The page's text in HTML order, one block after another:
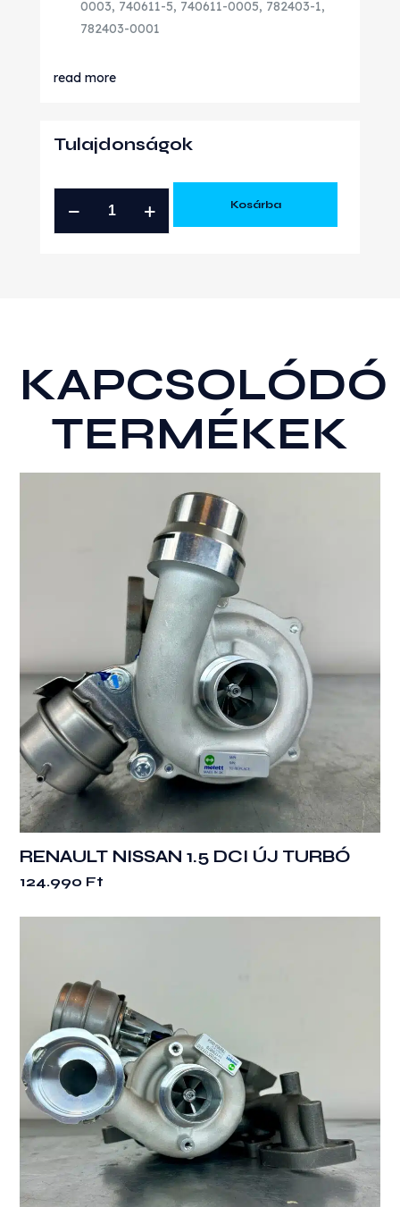
0003, 740611-5, 740611-0005, 782403-1,
782403-0001
read more
Tulajdonságok
Kosárba
KAPCSOLÓDÓ
TERMÉKEK
RENAULT NISSAN 1.5 DCI ÚJ TURBÓ
124.990 Ft